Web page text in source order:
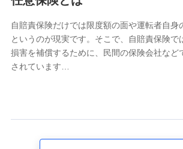
又は株式会社NTTドコモが提供する各
約状態・ご利用履歴インターネット利
る情報、アプリケーション利用時の行
購入されたサービスや商品の名称・購
する情報、アンケートの回答に関する情
自賠責保険だけでは限度額の面や運転者自身
というのが現実です。そこで、自賠責保険で
損害を補償するために、民間の保険会社など
されています…